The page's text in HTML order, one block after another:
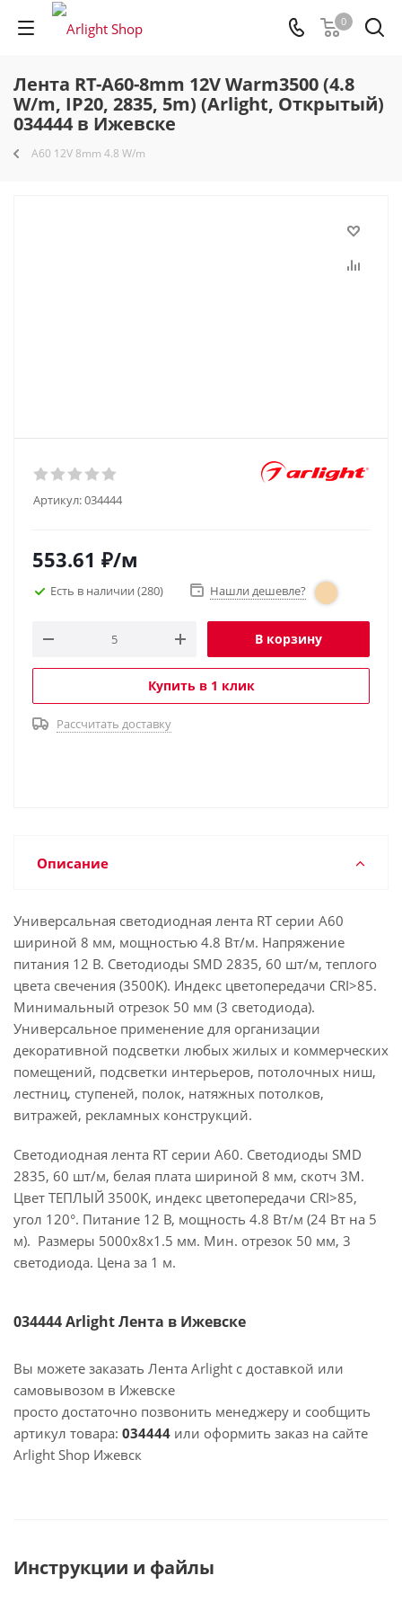
0
Лента RT-A60-8mm 12V Warm3500 (4.8
W/m, IP20, 2835, 5m) (Arlight, Открытый)
034444 в Ижевске
A60 12V 8mm 4.8 W/m
Артикул:034444
553.61 ₽/м
Есть в наличии (280) Нашли дешевле?
В корзину
Купить в 1 клик
Рассчитать доставку
Описание
Универсальная светодиодная лента RT серии A60
шириной 8 мм, мощностью 4.8 Вт/м. Напряжение
питания 12 В. Светодиоды SMD 2835, 60 шт/м, теплого
цвета свечения (3500K). Индекс цветопередачи CRI>85.
Минимальный отрезок 50 мм (3 светодиода).
Универсальное применение для организации
декоративной подсветки любых жилых и коммерческих
помещений, подсветки интерьеров, потолочных ниш,
лестниц, ступеней, полок, натяжных потолков,
витражей, рекламных конструкций.
Светодиодная лента RT серии A60. Светодиоды SMD
2835, 60 шт/м, белая плата шириной 8 мм, скотч 3M.
Цвет ТЕПЛЫЙ 3500K, индекс цветопередачи CRI>85,
угол 120°. Питание 12 В, мощность 4.8 Вт/м (24 Вт на 5
м). Размеры 5000x8x1.5 мм. Мин. отрезок 50 мм, 3
светодиода. Цена за 1 м.
034444 Arlight Лента в Ижевске
Вы можете заказать Лента Arlight с доставкой или
самовывозом в Ижевске
просто достаточно позвонить менеджеру и сообщить
артикул товара: 034444 или оформить заказ на сайте
Arlight Shop Ижевск
Инструкции и файлы